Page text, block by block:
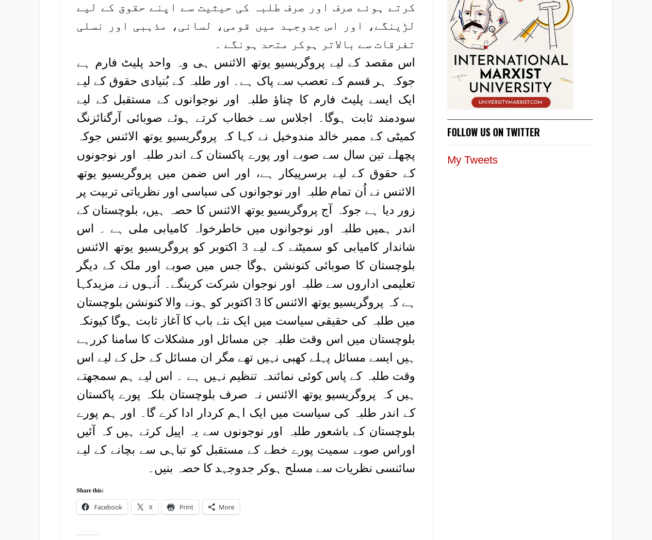
کرتے ہوئے صرف اور صرف طلبہ کی حیثیت سے اپنے حقوق کے لیے
لڑینگے، اور اس جدوجہد میں قومی، لسانی، مذہبی اور نسلی
تفرقات سے بالاتر ہوکر متحد ہونگے ۔
اس مقصد کے لیے پروگریسیو یوتھ الائنس ہی وہ واحد پلیٹ فارم ہے
جوکہ ہر قسم کے تعصب سے پاک ہے۔ اور طلبہ کے بُنیادی حقوق کے لیے
ایک ایسے پلیٹ فارم کا چناؤ طلبہ اور نوجوانوں کے مستقبل کے لیے
سودمند ثابت ہوگا۔ اجلاس سے خطاب کرتے ہوئے صوبائی آرگنائزنگ
کمیٹی کے ممبر خالد مندوخیل نے کہا کہ پروگریسیو یوتھ الائنس جوکہ
پچھلے تین سال سے صوبے اور پورے پاکستان کے اندر طلبہ اور نوجونوں
کے حقوق کے لیے برسرپیکار ہے، اور اس ضمن میں پروگریسیو یوتھ
الائنس نے اُن تمام طلبہ اور نوجوانوں کی سیاسی اور نظریاتی تربیت پر
زور دیا ہے جوکہ آج پروگریسیو یوتھ الائنس کا حصہ ہیں، بلوچستان کے
اندر ہمیں طلبہ اور نوجوانوں میں خاطرخواہ کامیابی ملی ہے ۔ اس
شاندار کامیابی کو سمیٹنے کے لیے 3 اکتوبر کو پروگریسیو یوتھ الائنس
بلوچستان کا صوبائی کنونشن ہوگا جس میں صوبے اور ملک کے دیگر
تعلیمی اداروں سے طلبہ اور نوجوان شرکت کرینگے۔ اُنہوں نے مزیدکہا
ہے کہ پروگریسیو یوتھ الائنس کا 3 اکتوبر کو ہونے والا کنونشن بلوچستان
میں طلبہ کی حقیقی سیاست میں ایک نئے باب کا آغاز ثابت ہوگا کیونکہ
بلوچستان میں اس وقت طلبہ جن مسائل اور مشکلات کا سامنا کررہے
ہیں ایسے مسائل پہلے کھبی نہیں تھے مگر ان مسائل کے حل کے لیے اس
وقت طلبہ کے پاس کوئی نمائندہ تنظیم نہیں ہے ۔ اس لیے ہم سمجھتے
ہیں کہ پروگریسیو یوتھ الائنس نہ صرف بلوچستان بلکہ پورے پاکستان
کے اندر طلبہ کی سیاست میں ایک اہم کردار ادا کرے گا۔ اور ہم پورے
بلوچستان کے باشعور طلبہ اور نوجونوں سے یہ اپیل کرتے ہیں کہ آئیں
اوراس صوبے سمیت پورے خطے کے مستقبل کو تباہی سے بچانے کے لیے
سائنسی نظریات سے مسلح ہوکر جدوجہد کا حصہ بنیں۔
Share this:
Facebook X Print More
FOLLOW US ON TWITTER
My Tweets